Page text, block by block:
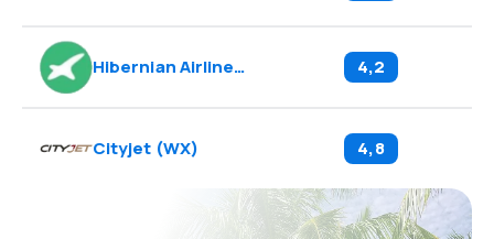
Hibernian Airlines( 4,2
Cityjet (WX) 4,8